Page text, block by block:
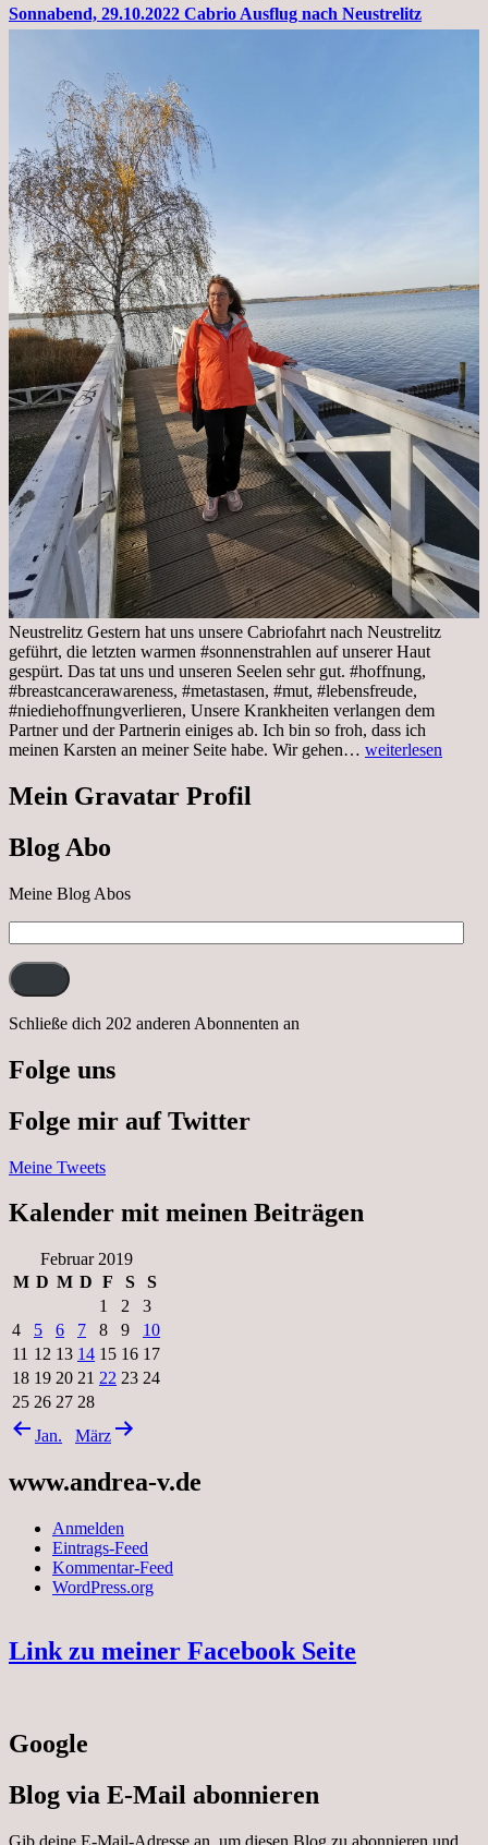
Sonnabend, 29.10.2022 Cabrio Ausflug nach Neustrelitz
Neustrelitz Gestern hat uns unsere Cabriofahrt nach Neustrelitz
geführt, die letzten warmen #sonnenstrahlen auf unserer Haut
gespürt. Das tat uns und unseren Seelen sehr gut. #hoffnung,
#breastcancerawareness, #metastasen, #mut, #lebensfreude,
#niediehoffnungverlieren, Unsere Krankheiten verlangen dem
Partner und der Partnerin einiges ab. Ich bin so froh, dass ich
meinen Karsten an meiner Seite habe. Wir gehen… Sonnabend,
weiterlesen
Mein Gravatar Profil
Blog Abo
Meine Blog Abos
Mail-
Adresse:
Schließe dich 202 anderen Abonnenten an
Folge uns
Folge mir auf Twitter
Meine Tweets
Kalender mit meinen Beiträgen
Februar 2019
M D M D F S
S
1
2
3
4
5 6 7 8 9
10
11 12 13 14 15 16 17
18 19 20 21 22 23 24
25 26 27 28
Jan.
März
www.andrea-v.de
Anmelden
Eintrags-Feed
Kommentar-Feed
WordPress.org
Link zu meiner Facebook Seite
Google
Blog via E-Mail abonnieren
Gib deine E-Mail-Adresse an, um diesen Blog zu abonnieren und